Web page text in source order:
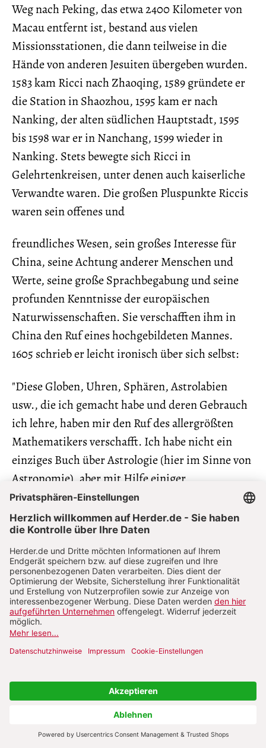
Weg nach Peking, das etwa 2400 Kilometer von
Macau entfernt ist, bestand aus vielen
Missionsstationen, die dann teilweise in die
Hände von anderen Jesuiten übergeben wurden.
1583 kam Ricci nach Zhaoqing, 1589 gründete er
die Station in Shaozhou, 1595 kam er nach
Nanking, der alten südlichen Hauptstadt, 1595
bis 1598 war er in Nanchang, 1599 wieder in
Nanking. Stets bewegte sich Ricci in
Gelehrtenkreisen, unter denen auch kaiserliche
Verwandte waren. Die großen Pluspunkte Riccis
waren sein offenes und
freundliches Wesen, sein großes Interesse für
China, seine Achtung anderer Menschen und
Werte, seine große Sprachbegabung und seine
profunden Kenntnisse der europäischen
Naturwissenschaften. Sie verschafften ihm in
China den Ruf eines hochgebildeten Mannes.
1605 schrieb er leicht ironisch über sich selbst:
"Diese Globen, Uhren, Sphären, Astrolabien
usw., die ich gemacht habe und deren Gebrauch
ich lehre, haben mir den Ruf des allergrößten
Mathematikers verschafft. Ich habe nicht ein
einziges Buch über Astrologie (hier im Sinne von
Astronomie), aber mit Hilfe einiger
Ephemeriden und eines portugiesischen
Almanachs sage ich manche Eklipse genauer
voraus als sie (die Chinesen)."
Im Januar 1601 erreichte Ricci schließlich sein
heiß ersehntes Ziel: Peking. Doch der
chinesische Kaiser, der unter der
Regierungsdevise Wanli herrschte, lebte sogar
für einen Ming-Kaiser sehr abgeschieden und
eigentlich ganz passiv. Es war daher völlig
und ihn von Angesicht zu Angesicht zu sehen. So
blieben nur die Geschenke Riccis, die er für den
Kaiser mitgebracht hatte und die als exotische